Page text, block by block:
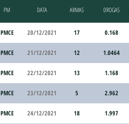
PM DATA ARMAS DROGAS
PMCE 20/12/2021 17 0.168
PMCE 21/12/2021 12 1.0464
PMCE 22/12/2021 13 1.168
PMCE 23/12/2021 5 2.962
PMCE 24/12/2021 18 1.997